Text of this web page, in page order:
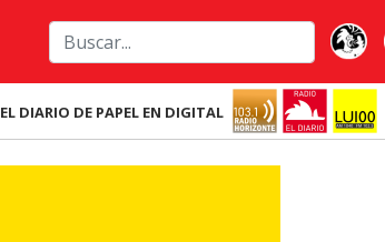
EL DIARIO DE PAPEL EN DIGITAL